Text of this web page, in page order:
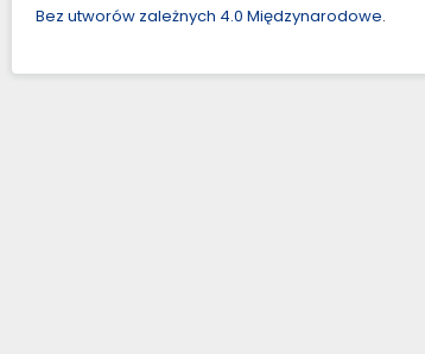
Bez utworów zależnych 4.0 Międzynarodowe.